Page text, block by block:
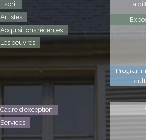
Esprit
Artistes
Acquisitions récentes
Les oeuvres
La
Cadre d’exception
Services